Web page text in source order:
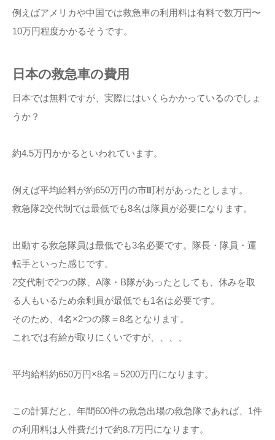
例えばアメリカや中国では救急車の利用料は有料で数万円〜
10万円程度かかるそうです。
日本の救急車の費用
日本では無料ですが、実際にはいくらかかっているのでしょ
うか？
約4.5万円かかるといわれています。
例えば平均給料が約650万円の市町村があったとします。
救急隊2交代制では最低でも8名は隊員が必要になります。
出動する救急隊員は最低でも3名必要です。隊長・隊員・運
転手といった感じです。
2交代制で2つの隊、A隊・B隊があったとしても、休みを取
る人もいるため余剰員が最低でも1名は必要です。
そのため、4名×2つの隊＝8名となります。
これでは有給が取りにくいですが、、、、
平均給料約650万円×8名＝5200万円になります。
この計算だと、年間600件の救急出場の救急隊であれば、1件
の利用料は人件費だけで約8.7万円になります。